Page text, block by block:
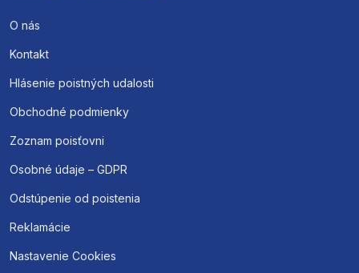
O nás
Kontakt
Hlásenie poistných udalosti
Obchodné podmienky
Zoznam poisťovni
Osobné údaje – GDPR
Odstúpenie od poistenia
Reklamácie
Nastavenie Cookies